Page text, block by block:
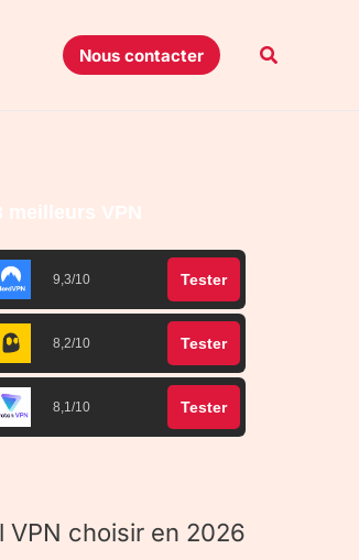
Nous contacter
meilleurs VPN
9,3/10 Tester
8,2/10 Tester
8,1/10 Tester
VPN choisir en 2026